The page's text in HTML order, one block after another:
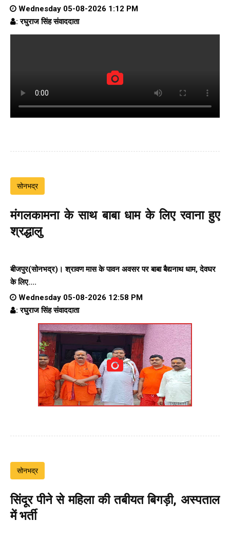
Wednesday 05-08-2026 1:12 PM
: रघुराज सिंह संवाददाता
सोनभद्र
मंगलकामना के साथ बाबा धाम के लिए रवाना हुए
श्रद्धालु
बीजपुर(सोनभद्र)। श्रावण मास के पावन अवसर पर बाबा बैद्यनाथ धाम, देवघर
के लिए....
Wednesday 05-08-2026 12:58 PM
: रघुराज सिंह संवाददाता
सोनभद्र
सिंदूर पीने से महिला की तबीयत बिगड़ी, अस्पताल
में भर्ती